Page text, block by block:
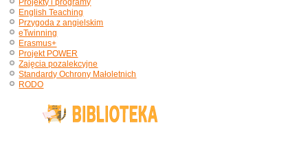
Projekty i programy
English Teaching
Przygoda z angielskim
eTwinning
Erasmus+
Projekt POWER
Zajęcia pozalekcyjne
Standardy Ochrony Małoletnich
RODO